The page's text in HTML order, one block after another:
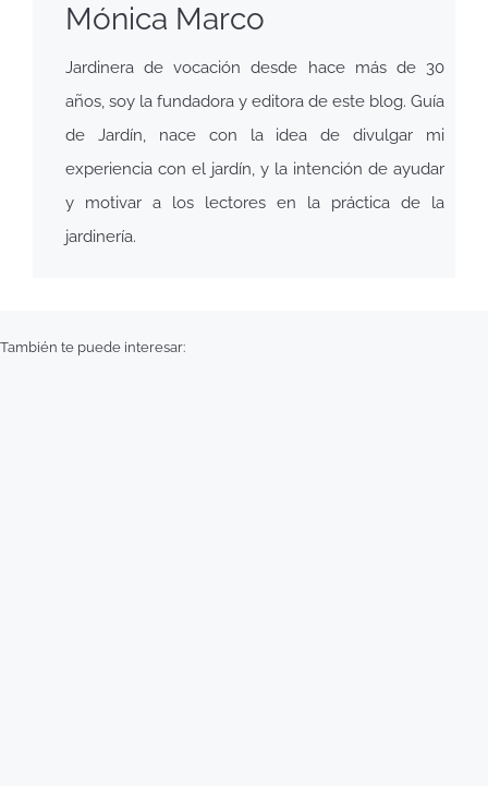
Mónica Marco
Jardinera de vocación desde hace más de 30
años, soy la fundadora y editora de este blog. Guía
de Jardín, nace con la idea de divulgar mi
experiencia con el jardín, y la intención de ayudar
y motivar a los lectores en la práctica de la
jardinería.
También te puede interesar: